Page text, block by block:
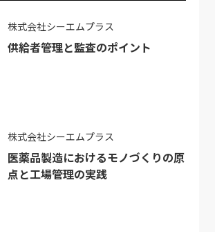
株式会社シーエムプラス
供給者管理と監査のポイント
株式会社シーエムプラス
医薬品製造におけるモノづくりの原
点と工場管理の実践